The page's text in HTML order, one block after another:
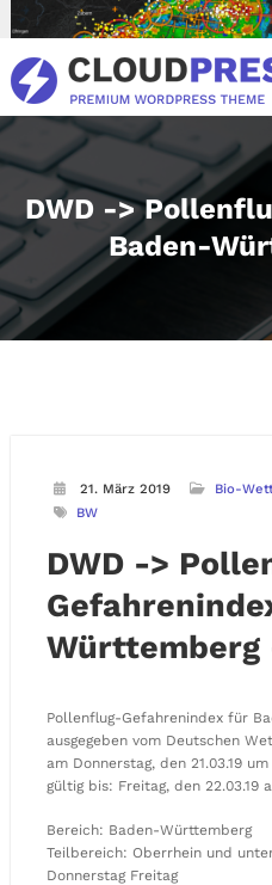
Inhalt
springen
DWD ->
Baden-
21. März 2019 Bio-
BW
DWD ->
Württemberg
Pollenflug-Gefahrenindex für
ausgegeben vom Deutschen
am Donnerstag, den 21.03.19 um
gültig bis: Freitag, den 22.03.19
Bereich: Baden-Württemberg
Teilbereich: Oberrhein und
Donnerstag Freitag